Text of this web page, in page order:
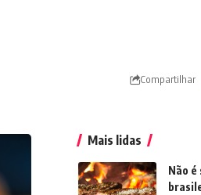
Compartilhar
Mais lidas
Não